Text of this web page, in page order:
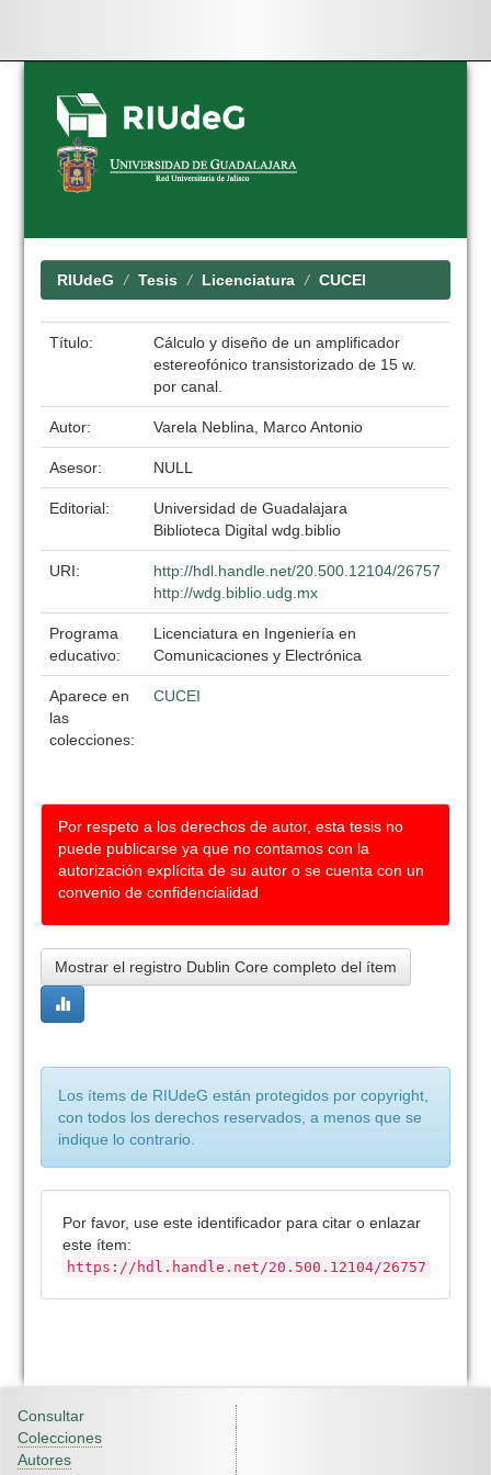
Skip
navigation
RIUdeG Tesis Licenciatura CUCEI
Título:
Cálculo y diseño de un amplificador
estereofónico transistorizado de 15 w.
por canal.
Autor: Varela Neblina, Marco Antonio
Asesor: NULL
Editorial:
Universidad de Guadalajara
Biblioteca Digital wdg.biblio
URI:
http://hdl.handle.net/20.500.12104/26757
http://wdg.biblio.udg.mx
Programa
educativo:
Licenciatura en Ingeniería en
Comunicaciones y Electrónica
Aparece en
las
colecciones:
CUCEI
Por respeto a los derechos de autor, esta tesis no
puede publicarse ya que no contamos con la
autorización explícita de su autor o se cuenta con un
convenio de confidencialidad
Mostrar el registro Dublin Core completo del ítem
Los ítems de RIUdeG están protegidos por copyright,
con todos los derechos reservados, a menos que se
indique lo contrario.
Por favor, use este identificador para citar o enlazar
este ítem:
https://hdl.handle.net/20.500.12104/26757
Consultar
Colecciones
Autores